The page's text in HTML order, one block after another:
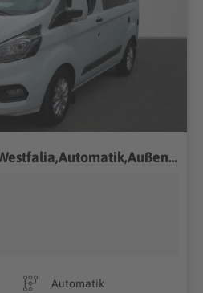
Ford Transit Nugget Westfalia,Automatik,Außendusche,Fahrradträger,
Automatik